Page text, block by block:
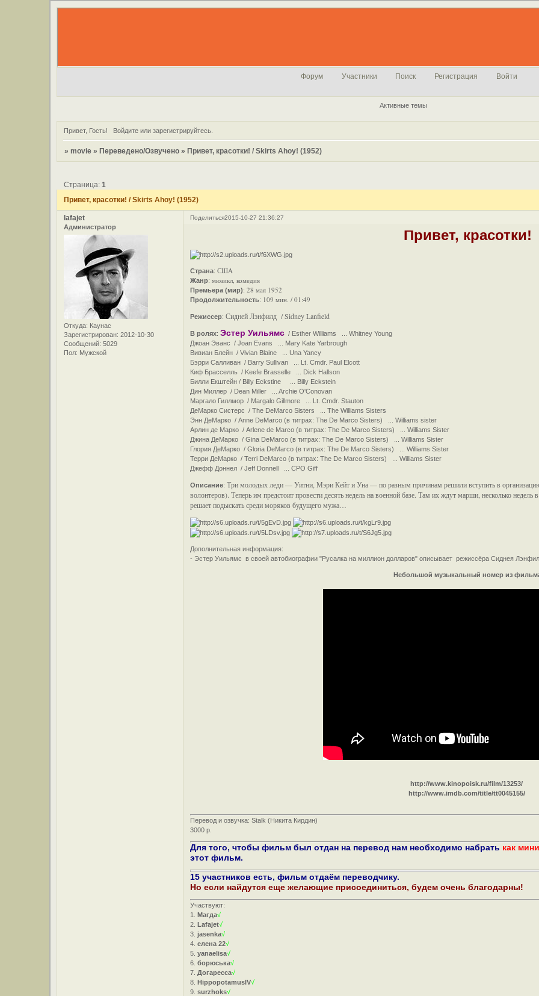
Форум Участники Поиск Регистрация Войти
Активные темы
Привет, Гость! Войдитеили зарегистрируйтесь.
»movie » Переведено/Озвучено » Привет, красотки! / Skirts Ahoy! (1952)
Привет, красотки! / Skirts Ahoy! (1952)
Страница:1
Поделиться2015-10-27 21:36:27
lafajet
Администратор
Откуда: Каунас
Зарегистрирован: 2012-10-30
Сообщений: 5029
Пол: Мужской
Привет, красотки!
Страна:США
Жанр:мюзикл, комедия
Премьера (мир):28 мая 1952
Продолжительность: 109 мин. / 01:49
Режиссер:Сидней Лэнфилд / Sidney Lanfield
В ролях:Эстер Уильямс / Esther Williams ... Whitney Young
Джоан Эванс / Joan Evans ... Mary Kate Yarbrough
Вивиан Блейн / Vivian Blaine ... Una Yancy
Бэрри Салливан / Barry Sullivan ... Lt. Cmdr. Paul Elcott
Киф Брасселль / Keefe Brasselle ... Dick Hallson
Билли Екштейн / Billy Eckstine ... Billy Eckstein
Дин Миллер / Dean Miller ... Archie O'Conovan
Маргало Гиллмор / Margalo Gillmore ... Lt. Cmdr. Stauton
ДеМарко Систерс / The DeMarco Sisters ... The Williams Sisters
Энн ДеМарко / Anne DeMarco (в титрах: The De Marco Sisters) ... Williams sister
Арлин де Марко / Arlene de Marco (в титрах: The De Marco Sisters) ... Williams Sister
Джина ДеМарко / Gina DeMarco (в титрах: The De Marco Sisters) ... Williams Sister
Глория ДеМарко / Gloria DeMarco (в титрах: The De Marco Sisters) ... Williams Sister
Терри ДеМарко / Terri DeMarco (в титрах: The De Marco Sisters) ... Williams Sister
Джефф Доннел / Jeff Donnell ... CPO Giff
Описание:Три молодых леди — Уитни, Мэри Кейт и Уна — по разным причинам решили вступить в организацию
волонтеров). Теперь им предстоит провести десять недель на военной базе. Там их ждут марши, несколько
решает подыскать среди моряков будущего мужа…
Дополнительная информация:
- Эстер Уильямс в своей автобиографии "Русалка на миллион долларов" описывает режиссёра Сиднея
Небольшой музыкальный номер из
http://www.kinopoisk.ru/film/13253/
http://www.imdb.com/title/tt0045155/
Перевод и озвучка: Stalk (Никита Кирдин)
3000 р.
Для того, чтобы фильм был отдан на перевод нам необходимо набрать как
этот фильм.
15 участников есть, фильм отдаём переводчику.
Но если найдутся еще желающие присоединиться, будем очень благодарны!
Участвуют:
1.Магда√
2.Lafajet√
3.jasenka√
4.елена 22√
5.yanaelisa√
6.борюська√
7.Догаресса√
8.HippopotamusIV√
9.surzhoks√